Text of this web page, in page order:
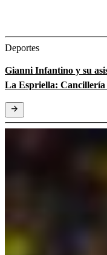
Deportes
Gianni Infantino y su
La Espriella: